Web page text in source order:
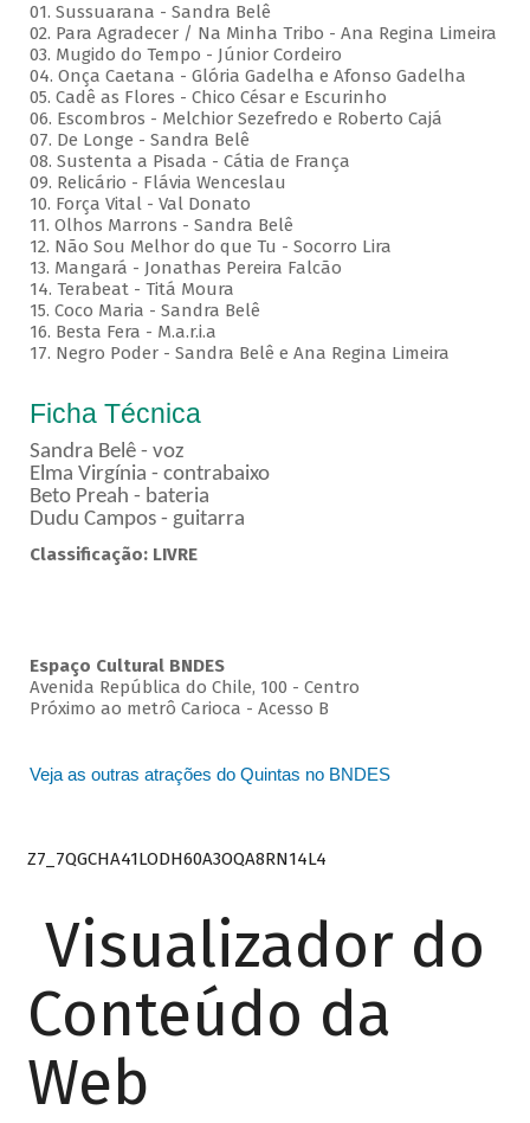
01. Sussuarana - Sandra Belê
02. Para Agradecer / Na Minha Tribo - Ana Regina Limeira
03. Mugido do Tempo - Júnior Cordeiro
04. Onça Caetana - Glória Gadelha e Afonso Gadelha
05. Cadê as Flores - Chico César e Escurinho
06. Escombros - Melchior Sezefredo e Roberto Cajá
07. De Longe - Sandra Belê
08. Sustenta a Pisada - Cátia de França
09. Relicário - Flávia Wenceslau
10. Força Vital - Val Donato
11. Olhos Marrons - Sandra Belê
12. Não Sou Melhor do que Tu - Socorro Lira
13. Mangará - Jonathas Pereira Falcão
14. Terabeat - Titá Moura
15. Coco Maria - Sandra Belê
16. Besta Fera - M.a.r.i.a
17. Negro Poder - Sandra Belê e Ana Regina Limeira
Ficha Técnica
Sandra Belê - voz
Elma Virgínia - contrabaixo
Beto Preah - bateria
Dudu Campos - guitarra
Classificação: LIVRE
Espaço Cultural BNDES
Avenida República do Chile, 100 - Centro
Próximo ao metrô Carioca - Acesso B
Veja as outras atrações do Quintas no BNDES
Z7_7QGCHA41LODH60A3OQA8RN14L4
Visualizador do
Conteúdo da
Web